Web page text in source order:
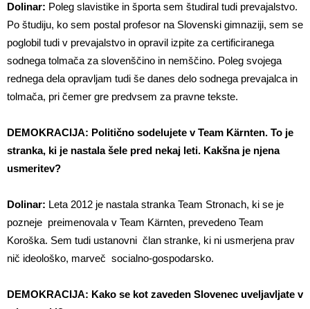
Dolinar: Poleg slavistike in športa sem študiral tudi prevajalstvo.
Po študiju, ko sem postal profesor na Slovenski gimnaziji, sem se
poglobil tudi v prevajalstvo in opravil izpite za certificiranega
sodnega tolmača za slovenščino in nemščino. Poleg svojega
rednega dela opravljam tudi še danes delo sodnega prevajalca in
tolmača, pri čemer gre predvsem za pravne tekste.
DEMOKRACIJA: Politično sodelujete v Team Kärnten. To je
stranka, ki je nastala šele pred nekaj leti. Kakšna je njena
usmeritev?
Dolinar: Leta 2012 je nastala stranka Team Stronach, ki se je
pozneje preimenovala v Team Kärnten, prevedeno Team
Koroška. Sem tudi ustanovni član stranke, ki ni usmerjena prav
nič ideološko, marveč socialno-gospodarsko.
DEMOKRACIJA: Kako se kot zaveden Slovenec uveljavljate v